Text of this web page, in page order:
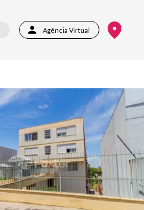
Agência Virtual